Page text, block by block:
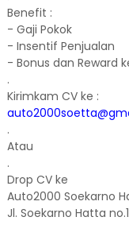
Benefit :
- Gaji Pokok
- Insentif Penjualan
- Bonus dan Reward
.
Kirimkam CV ke :
.
Atau
.
Drop CV ke
Auto2000 Soekarno
Jl. Soekarno Hatta